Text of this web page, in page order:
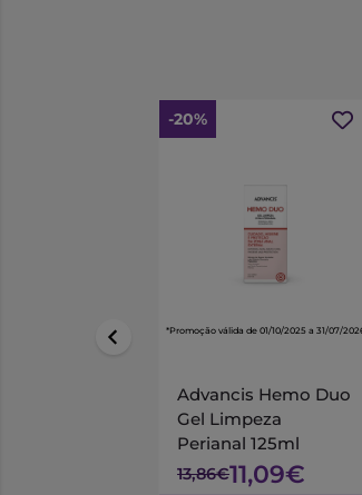
-20%
*Promoção válida de 01/10/2025 a 31/07/
Advancis Hemo Duo
Gel Limpeza
Perianal 125ml
13,86€11,09€